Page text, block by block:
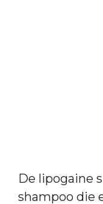
De lipogaine
shampoo die